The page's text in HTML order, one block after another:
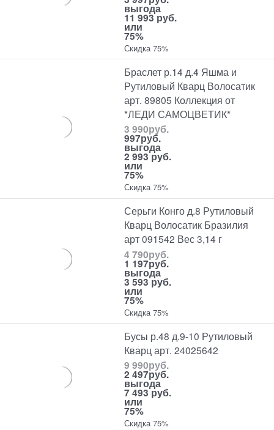
выгода
11 993 руб.
или
75%
Скидка 75%
Браслет р.14 д.4 Яшма и
Рутиловый Кварц Волосатик
арт. 89805 Коллекция от
*ЛЕДИ САМОЦВЕТИК*
3 990руб.
997руб.
выгода
2 993 руб.
или
75%
Скидка 75%
Серьги Конго д.8 Рутиловый
Кварц Волосатик Бразилия
арт 091542 Вес 3,14 г
4 790руб.
1 197руб.
выгода
3 593 руб.
или
75%
Скидка 75%
Бусы р.48 д.9-10 Рутиловый
Кварц арт. 24025642
9 990руб.
2 497руб.
выгода
7 493 руб.
или
75%
Скидка 75%